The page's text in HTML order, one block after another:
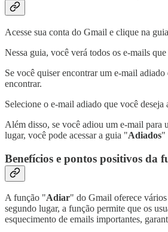
Acesse sua conta do Gmail e clique na
Nessa guia, você verá todos os e-mails
Se você quiser encontrar um e-mail
encontrar.
Selecione o e-mail adiado que você deseja
Além disso, se você adiou um e-mail para
lugar, você pode acessar a guia "Adiados"
Benefícios e pontos positivos
A função "Adiar" do Gmail oferece
segundo lugar, a função permite que os
esquecimento de emails importantes,